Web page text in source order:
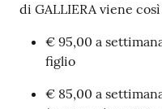
di GALLIERA viene
€ 95,00 a
figlio
€ 85,00 a